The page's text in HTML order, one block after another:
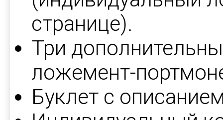
странице).
Три
ложемент-
Буклет с